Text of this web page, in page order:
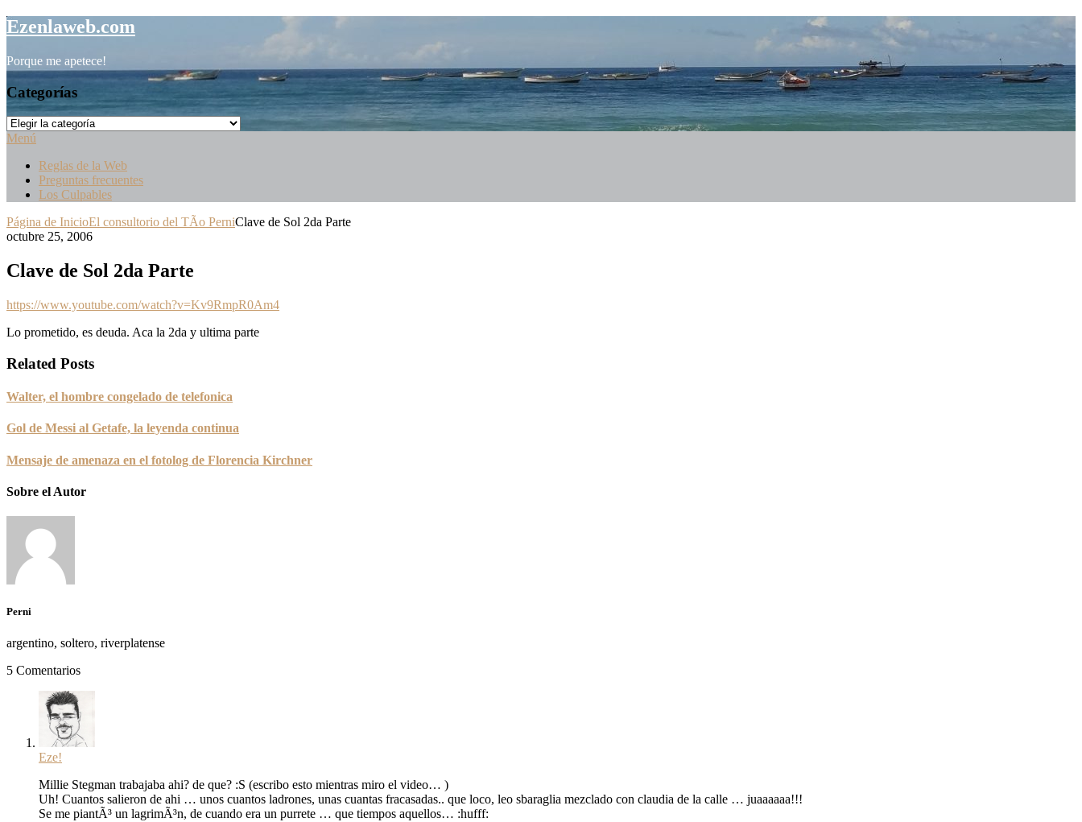
Saltar
al
Ezenlaweb.com
Porque me apetece!
Categorías
Categorías
Menú
Reglas de la Web
Preguntas frecuentes
Los Culpables
Página de InicioEl consultorio del TÃ­o PerniClave de Sol 2da Parte
octubre 25, 2006
Clave de Sol 2da Parte
https://www.youtube.com/watch?v=Kv9RmpR0Am4
Lo prometido, es deuda. Aca la 2da y ultima parte
Related Posts
Walter, el hombre congelado de telefonica
Gol de Messi al Getafe, la leyenda continua
Mensaje de amenaza en el fotolog de Florencia Kirchner
Sobre el Autor
Perni
argentino, soltero, riverplatense
5 Comentarios
Eze!
Millie Stegman trabajaba ahi? de que? :S (escribo esto mientras miro el video… )
Uh! Cuantos salieron de ahi … unos cuantos ladrones, unas cuantas fracasadas.. que loco, leo sbaraglia mezclado con claudia de la calle … juaaaaaa!!!
Se me piantÃ³ un lagrimÃ³n, de cuando era un purrete … que tiempos aquellos… :hufff: